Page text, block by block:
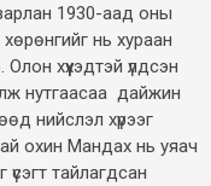
1930-аад оны
хөрөнгийг нь хураан
хүүхэдтэй үлдсэн
нутгаасаа дайжин
нийслэл хүрээг
охин Мандах нь уяач
тайлагдсан